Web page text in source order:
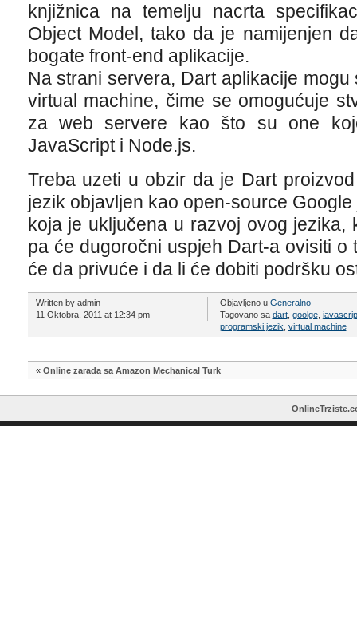
knjižnica na temelju nacrta
Object Model, tako da je namijenjen
bogate front-end aplikacije.
Na strani servera, Dart aplikacije
virtual machine, čime se omogućuje
za web servere kao što su one
JavaScript i Node.js.
Treba uzeti u obzir da je Dart
jezik objavljen kao open-source
koja je uključena u razvoj ovog jezika,
pa će dugoročni uspjeh Dart-a ovisiti o
će da privuće i da li će dobiti podršku
Written by admin
11 Oktobra, 2011 at 12:34 pm
Objavljeno u Generalno
Tagovano sa dart, goolge,
programski jezik virtual machine
« Online zarada sa Amazon Mechanical Turk